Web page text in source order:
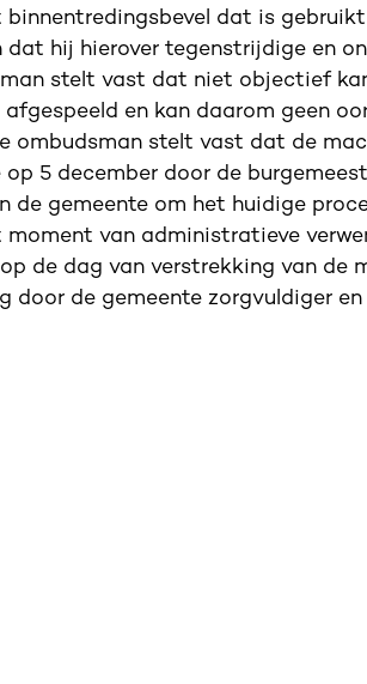
dat is
hij hierover tegenstrijdige en
stelt vast dat niet objectief
en kan daarom geen
ombudsman stelt vast dat de
5 december door de
de gemeente om het huidige
van administratieve
de dag van verstrekking van de
de gemeente zorgvuldiger